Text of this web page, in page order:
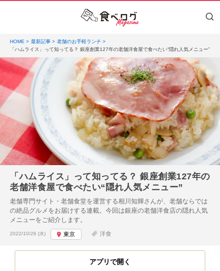
HOME 最新記事
老舗のお手軽ランチ
「ハムライス」って知ってる？ 銀座創業127年の老舗洋食屋で食べたい“隠れ人気メニュー”
「ハムライス」って知ってる？ 銀座創業127年の
老舗洋食屋で食べたい“隠れ人気メニュー”
老舗専門サイト・老舗食堂を運営する相川知輝さんが、老舗ならでは
の絶品グルメをお届けする連載。今回は銀座の老舗洋食店の隠れ人気
メニューをご紹介します。
投稿日:
2022/10/26 (水) 東京 洋食
アプリで開く